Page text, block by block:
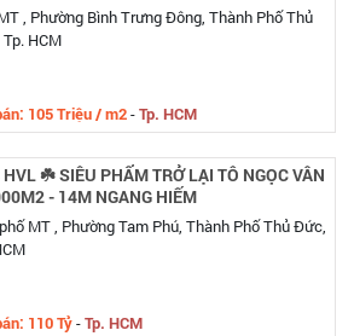
, Phường Bình Trưng Đông, Thành Phố Thủ
HCM
105 Triệu / m2-Tp. HCM
HVL ☘️ SIÊU PHẨM TRỞ LẠI TÔ NGỌC VÂN
- 14M NGANG HIẾM
MT , Phường Tam Phú, Thành Phố Thủ Đức,
110 Tỷ-Tp. HCM